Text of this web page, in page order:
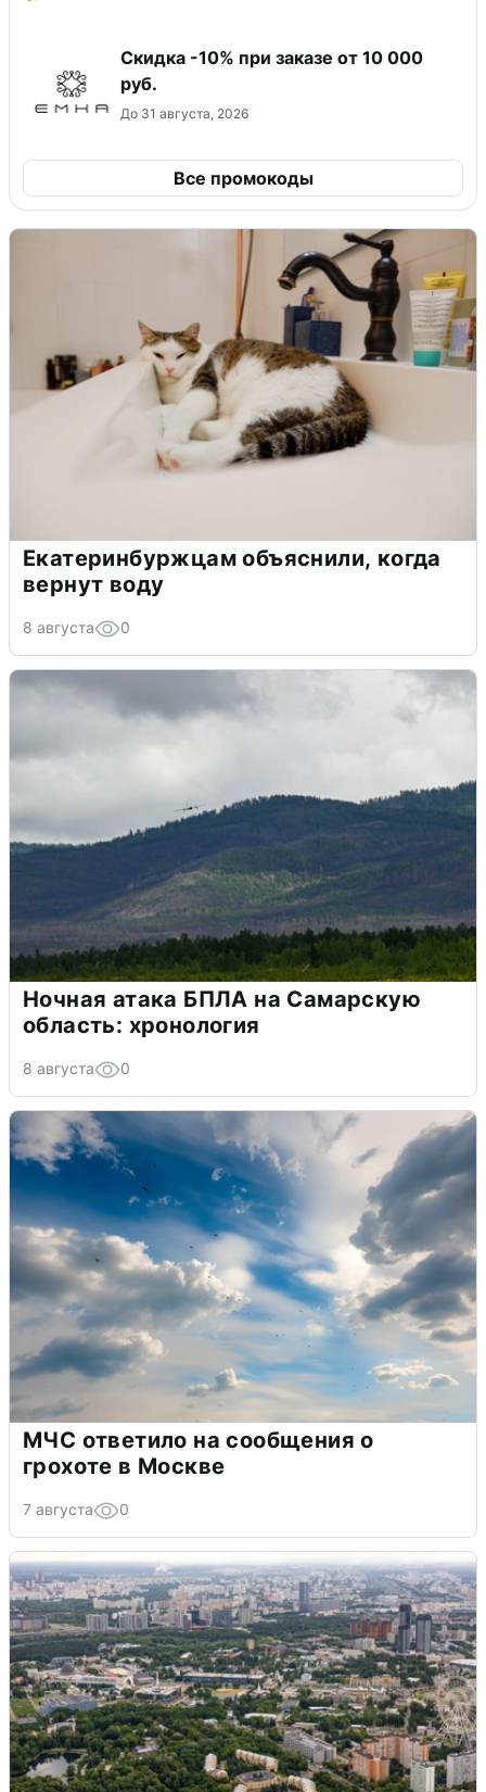
Скидка -10% при заказе от 10 000
руб.
До 31 августа, 2026
Все промокоды
Екатеринбуржцам объяснили, когда
вернут воду
8 августа 0
Ночная атака БПЛА на Самарскую
область: хронология
8 августа 0
МЧС ответило на сообщения о
грохоте в Москве
7 августа 0